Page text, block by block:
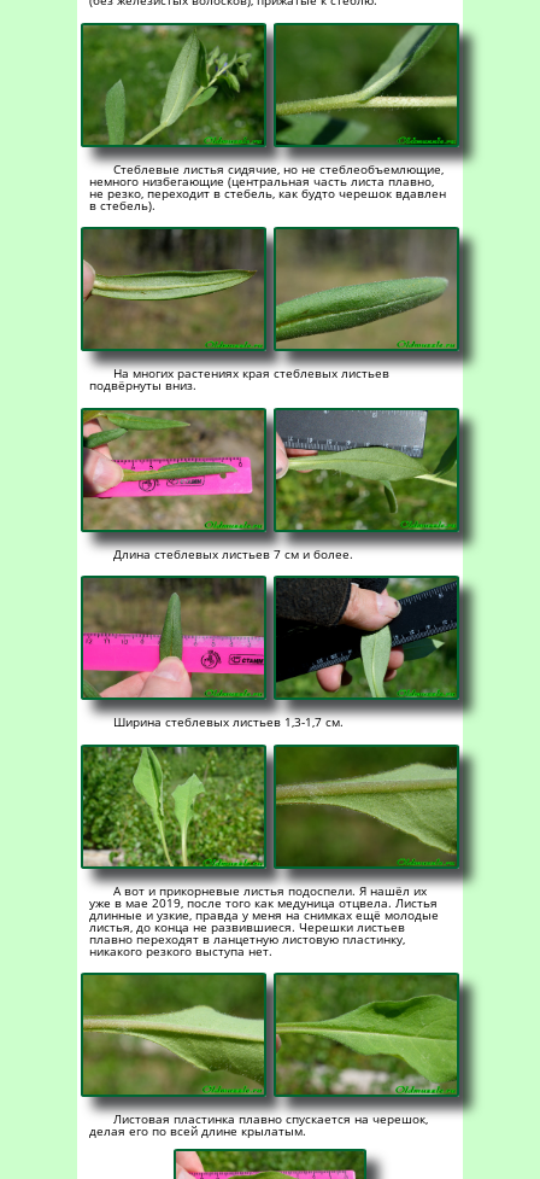
Стеблевые листья сидячие, но не стеблеобъемлющие,
немного низбегающие (центральная часть листа плавно,
не резко, переходит в стебель, как будто черешок вдавлен
в стебель).
На многих растениях края стеблевых листьев
подвёрнуты вниз.
Длина стеблевых листьев 7 см и более.
Ширина стеблевых листьев 1,3-1,7 см.
А вот и прикорневые листья подоспели. Я нашёл их
уже в мае 2019, после того как медуница отцвела. Листья
длинные и узкие, правда у меня на снимках ещё молодые
листья, до конца не развившиеся. Черешки листьев
плавно переходят в ланцетную листовую пластинку,
никакого резкого выступа нет.
Листовая пластинка плавно спускается на черешок,
делая его по всей длине крылатым.